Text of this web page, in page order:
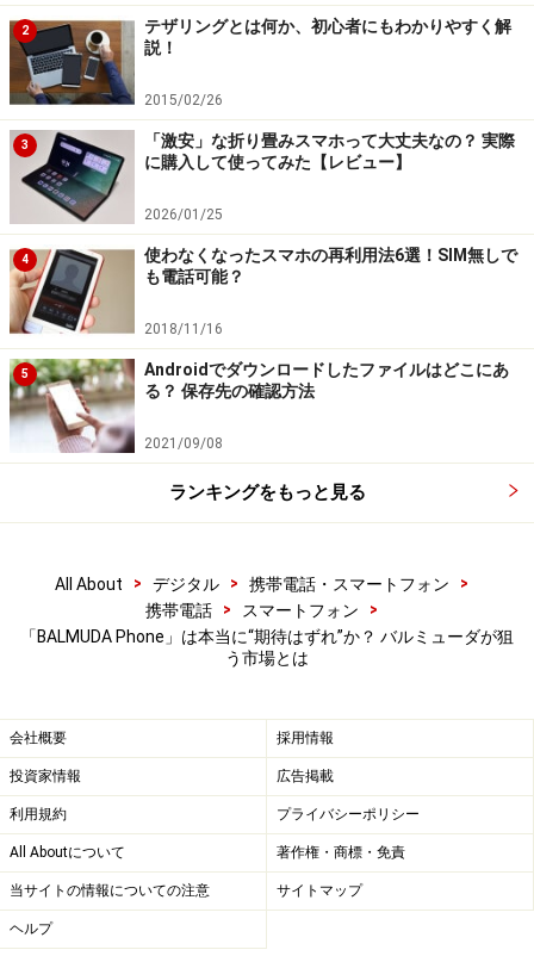
2
テザリングとは何か、初心者にもわかりやすく解
説！
2015/02/26
3
「激安」な折り畳みスマホって大丈夫なの？ 実際
に購入して使ってみた【レビュー】
2026/01/25
4
使わなくなったスマホの再利用法6選！SIM無しで
も電話可能？
2018/11/16
5
Androidでダウンロードしたファイルはどこにあ
る？ 保存先の確認方法
2021/09/08
ランキングをもっと見る
All About > デジタル > 携帯電話・スマートフォン
>
携帯電話
> スマートフォン
>
「BALMUDA Phone」は本当に“期待はずれ”か？ バルミューダが狙
う市場とは
会社概要 採用情報
投資家情報 広告掲載
利用規約 プライバシーポリシー
All Aboutについて 著作権・商標・免責
当サイトの情報についての注意 サイトマップ
ヘルプ